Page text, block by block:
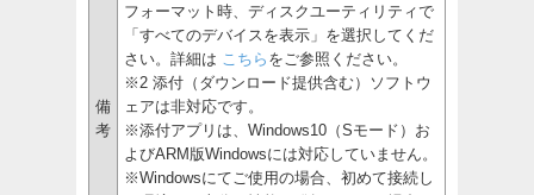
備
考
フォーマット時、ディスクユーティリティで
「すべてのデバイスを表示」を選択してくだ
さい。詳細は こちら をご参照ください。
※2 添付（ダウンロード提供含む）ソフトウ
ェアは非対応です。
※添付アプリは、Windows10（Sモード）お
よびARM版Windowsには対応していません。
※Windowsにてご使用の場合、初めて接続し